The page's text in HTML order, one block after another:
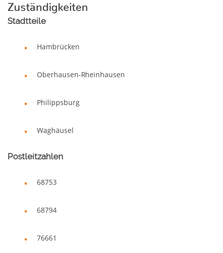
Zuständigkeiten
Stadtteile
Hambrücken
Oberhausen-Rheinhausen
Philippsburg
Waghäusel
Postleitzahlen
68753
68794
76661